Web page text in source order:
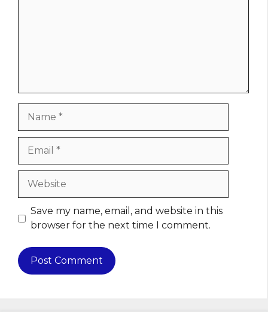
Website
Save my name, email, and website in this
browser for the next time I comment.